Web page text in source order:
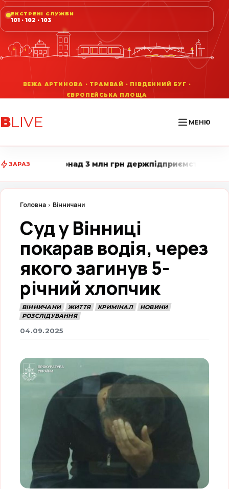
ЕКСТРЕНІ СЛУЖБИ
101 · 102 · 103
ВLIVE МЕНЮ
ЗАРАЗ
3 млн грн держпідприємства • Вінниця LIVE
Головна Вінничани
Суд у Вінниці
покарав водія, через
якого загинув 5-
річний хлопчик
ВІННИЧАНИ ЖИТТЯ КРИМІНАЛ
НОВИНИ
РОЗСЛІДУВАННЯ
04.09.2025